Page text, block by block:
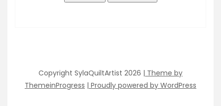
Copyright SylaQuiltArtist 2026 | Theme by
ThemeinProgress | Proudly powered by WordPress